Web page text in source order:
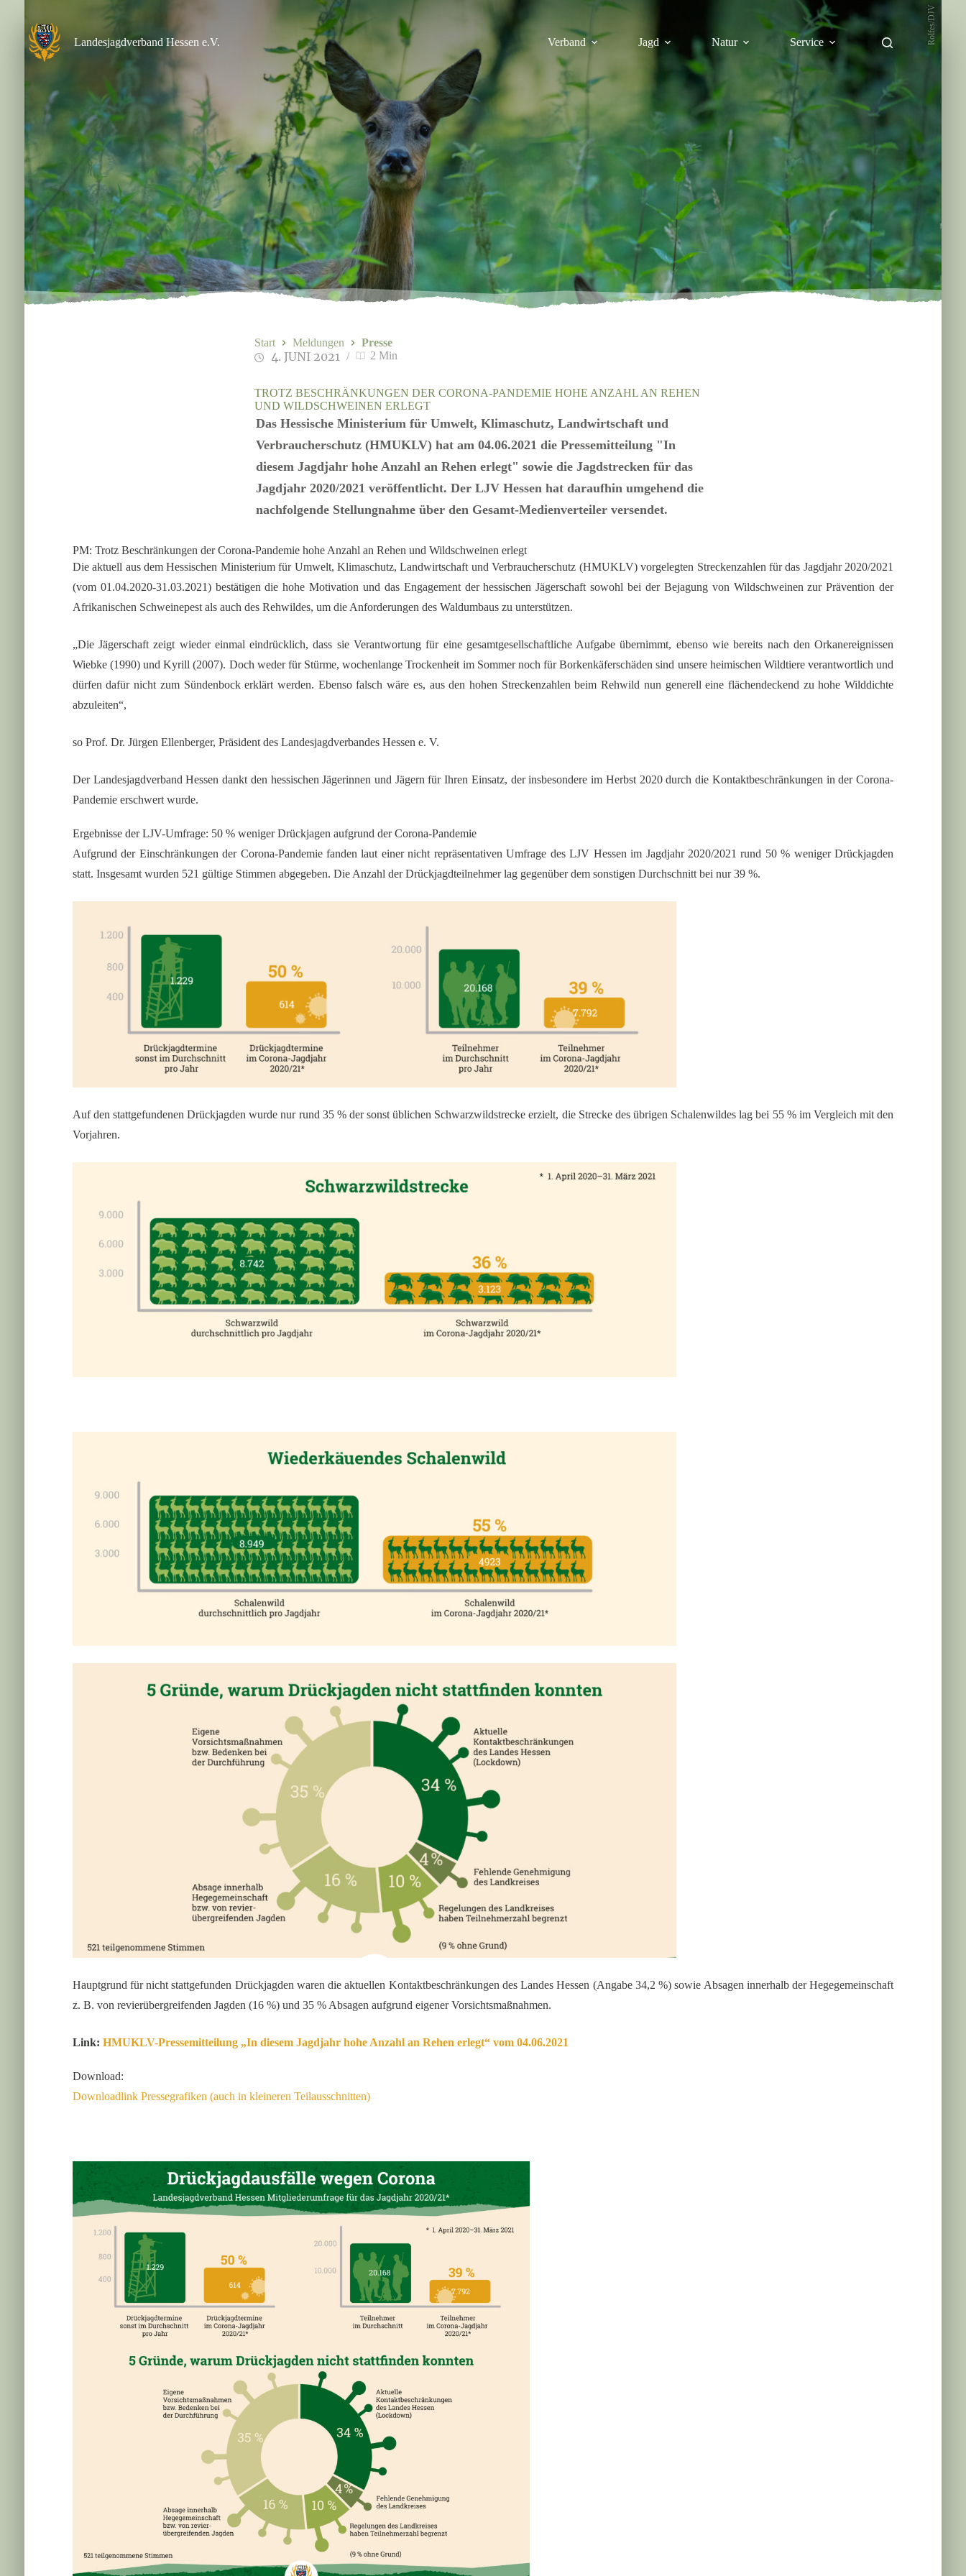
springen
Landesjagdverband Hessen e.V.
Verband Jagd Natur Service Rolfes/DJV
TROTZ BESCHRÄNKUNGEN DER CORONA-PANDEMIE HOHE ANZAHL AN REHEN
UND WILDSCHWEINEN ERLEGT
Das Hessische Ministerium für Umwelt, Klimaschutz, Landwirtschaft und
Verbraucherschutz (HMUKLV) hat am 04.06.2021 die Pressemitteilung "In
diesem Jagdjahr hohe Anzahl an Rehen erlegt" sowie die Jagdstrecken für das
Jagdjahr 2020/2021 veröffentlicht. Der LJV Hessen hat daraufhin umgehend die
nachfolgende Stellungnahme über den Gesamt-Medienverteiler versendet.
4. JUNI 2021 2 Min
Start Meldungen Presse
PM: Trotz Beschränkungen der Corona-Pandemie hohe Anzahl an Rehen und Wildschweinen erlegt
Die aktuell aus dem Hessischen Ministerium für Umwelt, Klimaschutz, Landwirtschaft und Verbraucherschutz (HMUKLV) vorgelegten Streckenzahlen für das Jagdjahr 2020/2021
(vom 01.04.2020-31.03.2021) bestätigen die hohe Motivation und das Engagement der hessischen Jägerschaft sowohl bei der Bejagung von Wildschweinen zur Prävention der
Afrikanischen Schweinepest als auch des Rehwildes, um die Anforderungen des Waldumbaus zu unterstützen.
„Die Jägerschaft zeigt wieder einmal eindrücklich, dass sie Verantwortung für eine gesamtgesellschaftliche Aufgabe übernimmt, ebenso wie bereits nach den Orkanereignissen
Wiebke (1990) und Kyrill (2007). Doch weder für Stürme, wochenlange Trockenheit im Sommer noch für Borkenkäferschäden sind unsere heimischen Wildtiere verantwortlich und
dürfen dafür nicht zum Sündenbock erklärt werden. Ebenso falsch wäre es, aus den hohen Streckenzahlen beim Rehwild nun generell eine flächendeckend zu hohe Wilddichte
abzuleiten“,
so Prof. Dr. Jürgen Ellenberger, Präsident des Landesjagdverbandes Hessen e. V.
Der Landesjagdverband Hessen dankt den hessischen Jägerinnen und Jägern für Ihren Einsatz, der insbesondere im Herbst 2020 durch die Kontaktbeschränkungen in der Corona-
Pandemie erschwert wurde.
Ergebnisse der LJV-Umfrage: 50 % weniger Drückjagen aufgrund der Corona-Pandemie
Aufgrund der Einschränkungen der Corona-Pandemie fanden laut einer nicht repräsentativen Umfrage des LJV Hessen im Jagdjahr 2020/2021 rund 50 % weniger Drückjagden
statt. Insgesamt wurden 521 gültige Stimmen abgegeben. Die Anzahl der Drückjagdteilnehmer lag gegenüber dem sonstigen Durchschnitt bei nur 39 %.
Auf den stattgefundenen Drückjagden wurde nur rund 35 % der sonst üblichen Schwarzwildstrecke erzielt, die Strecke des übrigen Schalenwildes lag bei 55 % im Vergleich mit den
Vorjahren.
Hauptgrund für nicht stattgefunden Drückjagden waren die aktuellen Kontaktbeschränkungen des Landes Hessen (Angabe 34,2 %) sowie Absagen innerhalb der Hegegemeinschaft
z. B. von revierübergreifenden Jagden (16 %) und 35 % Absagen aufgrund eigener Vorsichtsmaßnahmen.
Link: HMUKLV-Pressemitteilung „In diesem Jagdjahr hohe Anzahl an Rehen erlegt“ vom 04.06.2021
Download:
Downloadlink Pressegrafiken (auch in kleineren Teilausschnitten)